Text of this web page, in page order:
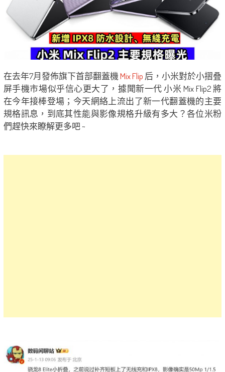
在去年7月發佈旗下首部翻蓋機Mix Flip 后，小米對於小摺叠
屏手機市場似乎信心更大了，據聞新一代 小米 Mix Flip2 將
在今年接棒登場；今天網絡上流出了新一代翻蓋機的主要
規格訊息，到底其性能與影像規格升級有多大？各位米粉
們趕快來瞭解更多吧 ~